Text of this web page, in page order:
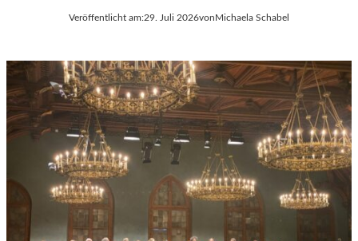
Veröffentlicht am:29. Juli 2026vonMichaela Schabel